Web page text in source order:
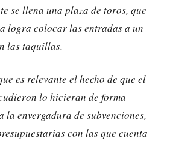
se llena una plaza de toros, que
logra colocar las entradas a un
las taquillas.
es relevante el hecho de que el
lo hicieran de forma
la envergadura de subvenciones,
con las que cuenta